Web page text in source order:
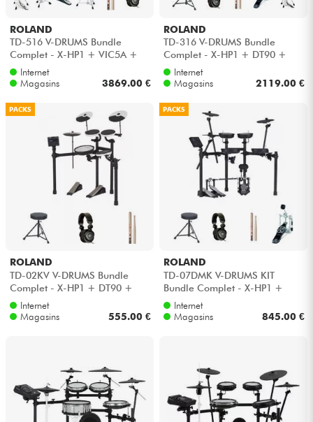
Voir nos marques
ROLAND
TD-516 V-DRUMS Bundle
Complet - X-HP1 + VIC5A +
HP600D + HH205 + HS40WN
+ HT130
Internet
Magasins
3869.00 €
ROLAND
TD-316 V-DRUMS Bundle
Complet - X-HP1 + DT90 +
VIC5A + HP30 + HH45WN
Internet
Magasins
2119.00 €
PACKS
ROLAND
TD-02KV V-DRUMS Bundle
Complet - X-HP1 + DT90 +
VIC5AInternet
Magasins
555.00 €
PACKS
ROLAND
TD-07DMK V-DRUMS KIT
Bundle Complet - X-HP1 +
DT90 + VIC5A + HP30
Internet
Magasins
845.00 €